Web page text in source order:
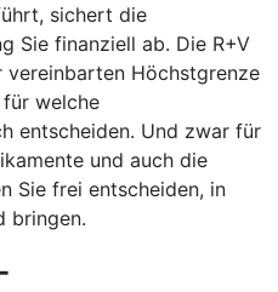
sichert die
Sie finanziell ab. Die R+V
vereinbarten Höchstgrenze
welche
entscheiden. Und zwar für
und auch die
Sie frei entscheiden, in
bringen.